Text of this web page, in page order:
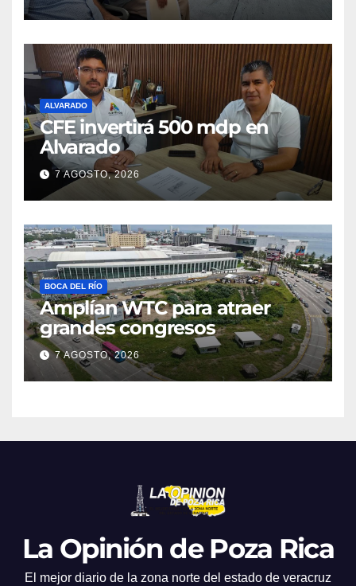
ALVARADO
CFE invertirá 500 mdp en
Alvarado
7 AGOSTO, 2026
BOCA DEL RÍO
Amplían WTC para atraer
grandes congresos
7 AGOSTO, 2026
La Opinión de Poza Rica
El mejor diario de la zona norte del estado de veracruz